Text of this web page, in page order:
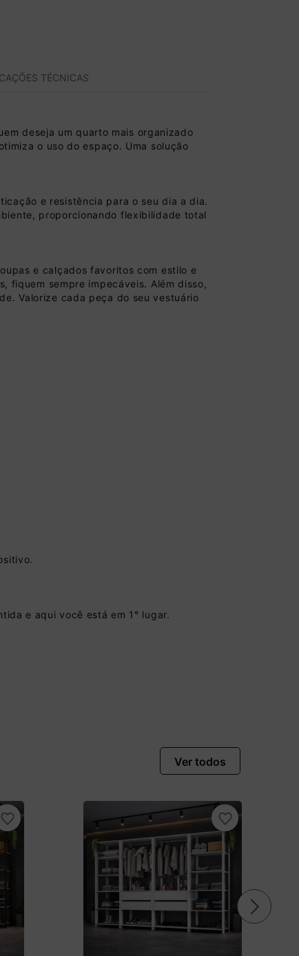
no Boleto
TÉCNICAS
deseja um quarto mais organizado
o uso do espaço. Uma solução
e resistência para o seu dia a dia.
proporcionando flexibilidade total
e calçados favoritos com estilo e
fiquem sempre impecáveis. Além disso,
Valorize cada peça do seu vestuário
e aqui você está em 1° lugar.
Ver todos